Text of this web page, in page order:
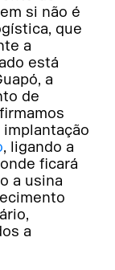
si não é
que
a
está
a
de
implantação
, ligando a
ficará
a usina
a